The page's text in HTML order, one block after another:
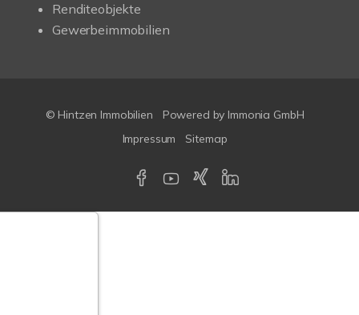
Renditeobjekte
Gewerbeimmobilien
© Hintzen Immobilien
Powered by Immonia GmbH
Impressum
Sitemap